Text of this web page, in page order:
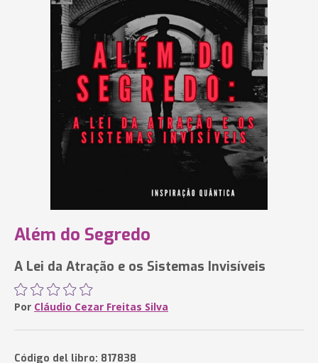
Além do Segredo
A Lei da Atração e os Sistemas Invisíveis
Por Cláudio Cezar Freitas Silva
Código del libro: 817838